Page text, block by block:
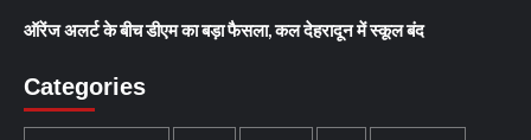
ऑरेंज अलर्ट के बीच डीएम का बड़ा फैसला, कल देहरादून में स्कूल बंद
Categories